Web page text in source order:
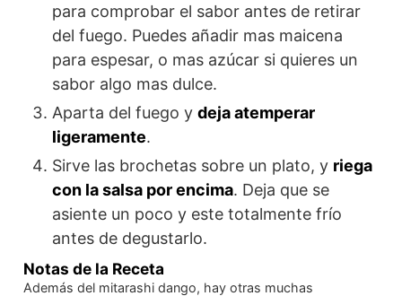
para comprobar el sabor antes de retirar
del fuego. Puedes añadir mas maicena
para espesar, o mas azúcar si quieres un
sabor algo mas dulce.
Aparta del fuego y deja atemperar
ligeramente.
Sirve las brochetas sobre un plato, y riega
con la salsa por encima. Deja que se
asiente un poco y este totalmente frío
antes de degustarlo.
Notas de la Receta
Además del mitarashi dango, hay otras muchas